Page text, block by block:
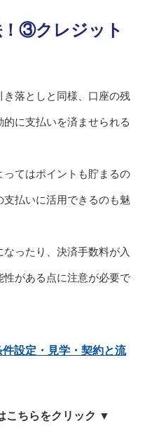
③クレジット
き落としと同様、口座の残
に支払いを済ませられる
てはポイントも貯まるの
払いに活用できるのも魅
ったり、決済手数料が入
性がある点に注意が必要で
設定・見学・契約と流
こちらをクリック ▼